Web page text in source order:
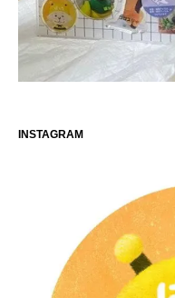
INSTAGRAM